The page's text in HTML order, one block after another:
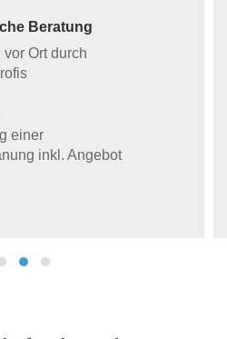
Beratung
vor Ort durch
einer
inkl. Angebot